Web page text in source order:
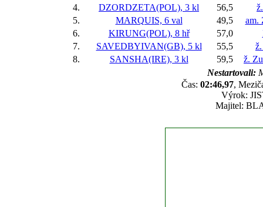
4.
DZORDZETA(POL), 3 kl 56,5
5.
MARQUIS, 6 val 49,5
am.
6.
KIRUNG(POL), 8 hř 57,0
7.
SAVEDBYIVAN(GB), 5 kl 55,5
8.
SANSHA(IRE), 3 kl 59,5
ž.
Nestartovali:
Čas: 02:46,97,
Výrok:
Majitel: